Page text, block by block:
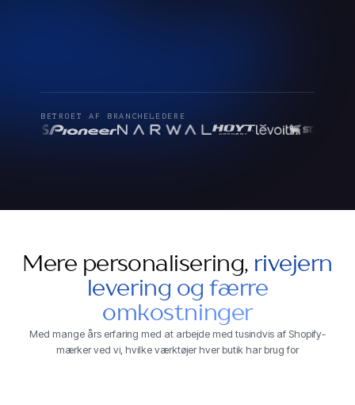
BETROET AF BRANCHELEDERE
Mere personalisering, rivejern
levering og færre
omkostninger
Med mange års erfaring med at arbejde med tusindvis af Shopify-
mærker ved vi, hvilke værktøjer hver butik har brug for